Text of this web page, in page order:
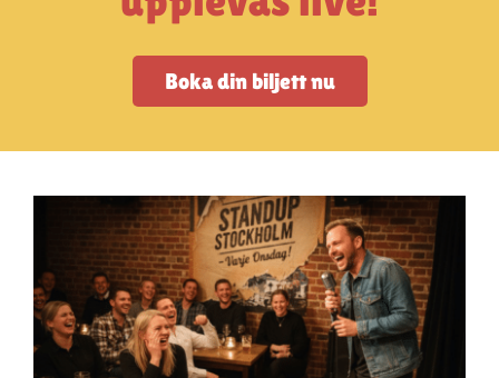
StandUpSverige PODDEN
Vanliga frågor
Mitt konto
Boka din biljett nu